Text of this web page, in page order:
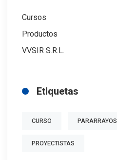
Cursos
Productos
VVSIR S.R.L.
Etiquetas
CURSO PARARRAYOS
PROYECTISTAS